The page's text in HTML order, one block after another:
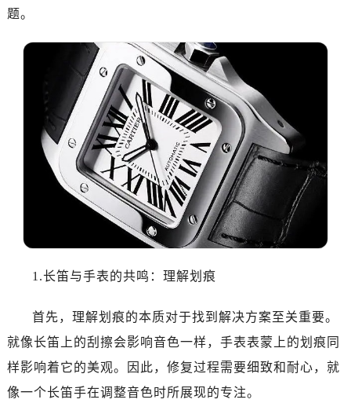
题。
1.长笛与手表的共鸣：理解划痕
首先，理解划痕的本质对于找到解决方案至关重要。
就像长笛上的刮擦会影响音色一样，手表表蒙上的划痕同
样影响着它的美观。因此，修复过程需要细致和耐心，就
像一个长笛手在调整音色时所展现的专注。